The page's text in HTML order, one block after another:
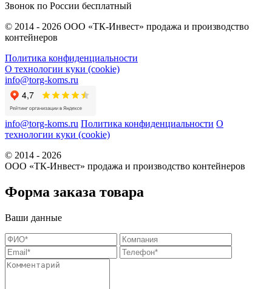
Звонок по России бесплатный
© 2014 - 2026 ООО «ТК-Инвест» продажа и производство
контейнеров
Политика конфиденциальности
О технологии куки (cookie)
info@torg-koms.ru
info@torg-koms.ru Политика конфиденциальности О
технологии куки (cookie)
© 2014 - 2026
ООО «ТК-Инвест» продажа и производство контейнеров
Форма заказа товара
Ваши данные